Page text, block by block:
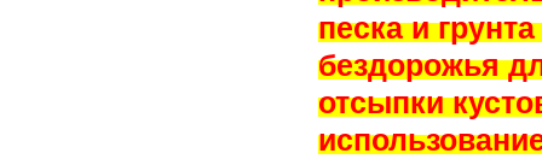
песка и
бездорожья
отсыпки